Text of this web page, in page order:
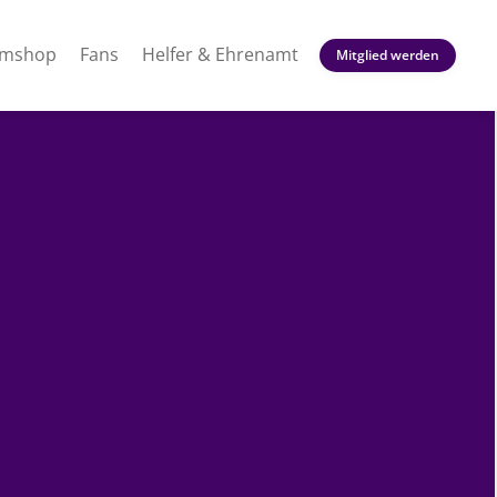
Fans Helfer & Ehrenamt Mitglied werden